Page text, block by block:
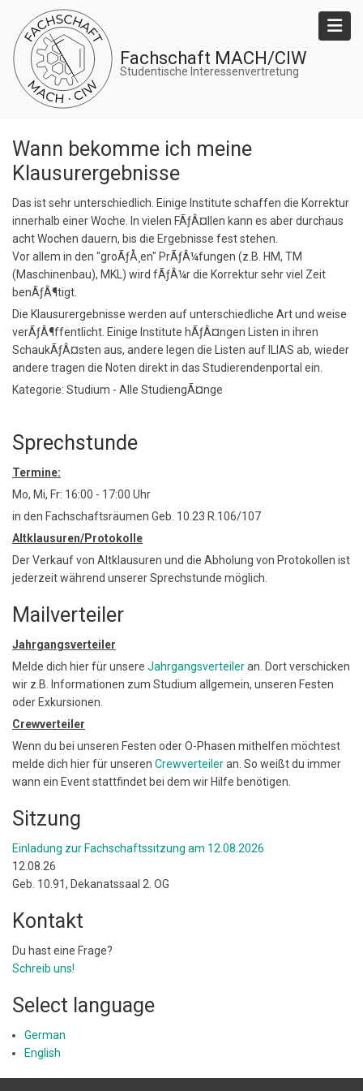
zum
Inhalt
Fachschaft MACH/CIW
Studentische Interessenvertretung
Wann bekomme ich meine
Klausurergebnisse
Das ist sehr unterschiedlich. Einige Institute schaffen die Korrektur
innerhalb einer Woche. In vielen FÃƒÂ¤llen kann es aber durchaus
acht Wochen dauern, bis die Ergebnisse fest stehen.
Vor allem in den "groÃƒÅ¸en" PrÃƒÂ¼fungen (z.B. HM, TM
(Maschinenbau), MKL) wird fÃƒÂ¼r die Korrektur sehr viel Zeit
benÃƒÂ¶tigt.
Die Klausurergebnisse werden auf unterschiedliche Art und weise
verÃƒÂ¶ffentlicht. Einige Institute hÃƒÂ¤ngen Listen in ihren
SchaukÃƒÂ¤sten aus, andere legen die Listen auf ILIAS ab, wieder
andere tragen die Noten direkt in das Studierendenportal ein.
Kategorie: Studium - Alle StudiengÃ¤nge
Sprechstunde
Termine:
Mo, Mi, Fr: 16:00 - 17:00 Uhr
in den Fachschaftsräumen Geb. 10.23 R.106/107
Altklausuren/Protokolle
Der Verkauf von Altklausuren und die Abholung von Protokollen ist
jederzeit während unserer Sprechstunde möglich.
Mailverteiler
Jahrgangsverteiler
Melde dich hier für unsere Jahrgangsverteileran. Dort verschicken
wir z.B. Informationen zum Studium allgemein, unseren Festen
oder Exkursionen.
Crewverteiler
Wenn du bei unseren Festen oder O-Phasen mithelfen möchtest
melde dich hier für unseren Crewverteileran. So weißt du immer
wann ein Event stattfindet bei dem wir Hilfe benötigen.
Sitzung
Einladung zur Fachschaftssitzung am 12.08.2026
12.08.26
Geb. 10.91, Dekanatssaal 2. OG
Kontakt
Du hast eine Frage?
Schreib uns!
Select language
German
English